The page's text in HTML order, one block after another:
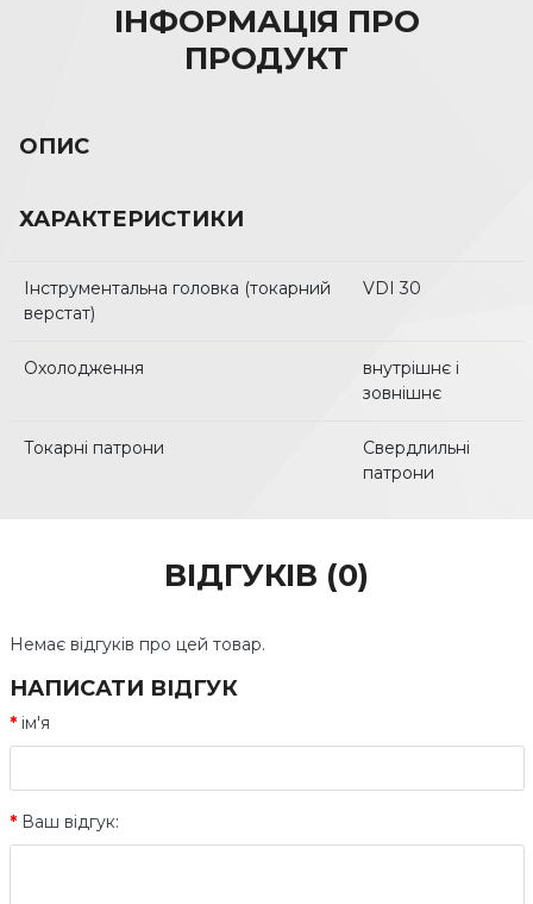
ІНФОРМАЦІЯ ПРО
ПРОДУКТ
ОПИС
ХАРАКТЕРИСТИКИ
Інструментальна головка (токарний
верстат)
VDI 30
Охолодження
внутрішнє і
зовнішнє
Токарні патрони
Свердлильні
патрони
ВІДГУКІВ (0)
Немає відгуків про цей товар.
НАПИСАТИ ВІДГУК
ім'я
Ваш відгук: